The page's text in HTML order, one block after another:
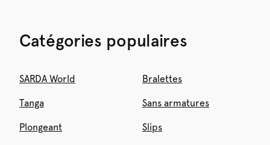
Catégories populaires
SARDA World Bralettes
Tanga Sans armatures
Plongeant Slips